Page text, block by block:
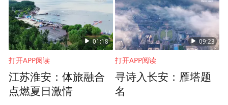
01:18
打开APP阅读
江苏淮安：体旅融合
点燃夏日激情
09:23
打开APP阅读
寻诗入长安：雁塔题
名